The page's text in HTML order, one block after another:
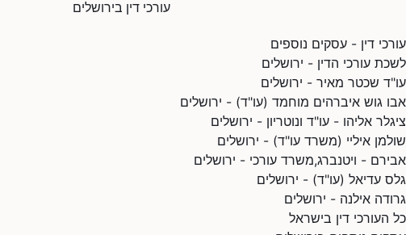
עורכי דין בירושלים
עורכי דין - עסקים נוספים
לשכת עורכי הדין - ירושלים
עו"ד שכטר מאיר - ירושלים
אבו גוש איברהים מוחמד (עו"ד) - ירושלים
ציגלר אליהו - עו"ד ונוטריון - ירושלים
שולמן איליי (משרד עו"ד) - ירושלים
אבירם - ויטנברג,משרד עורכי - ירושלים
גלס עדיאל (עו"ד) - ירושלים
גרודה אילנה - ירושלים
כל העורכי דין בישראל